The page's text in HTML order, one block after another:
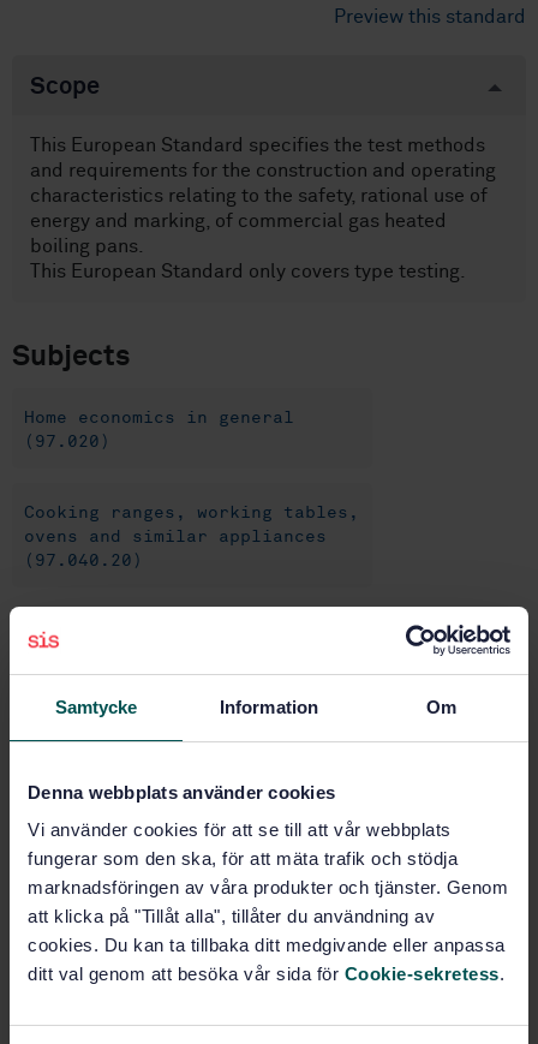
Samtycke Information Om
Denna webbplats använder cookies
Vi använder cookies för att se till att vår webbplats
fungerar som den ska, för att mäta trafik och stödja
marknadsföringen av våra produkter och tjänster. Genom
att klicka på "Tillåt alla", tillåter du användning av
cookies. Du kan ta tillbaka ditt medgivande eller anpassa
ditt val genom att besöka vår sida för Cookie-sekretess.
Preview this standard
Scope
This European Standard specifies the test methods
and requirements for the construction and operating
characteristics relating to the safety, rational use of
energy and marking, of commercial gas heated
boiling pans.
This European Standard only covers type testing.
Subjects
Home economics in general
(97.020)
Cooking ranges, working tables,
ovens and similar appliances
(97.040.20)
Buy this standard
STANDARD
SWEDISH STANDARD· SS-EN 203-2-3:2014
requirements - Boiling pans
Subscribe on standards - Read more
Price:1 250 SEK
PDF
Add to cart